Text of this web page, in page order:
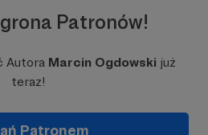
Patronów!
Autora Marcin Ogdowski już
teraz!
Patronem